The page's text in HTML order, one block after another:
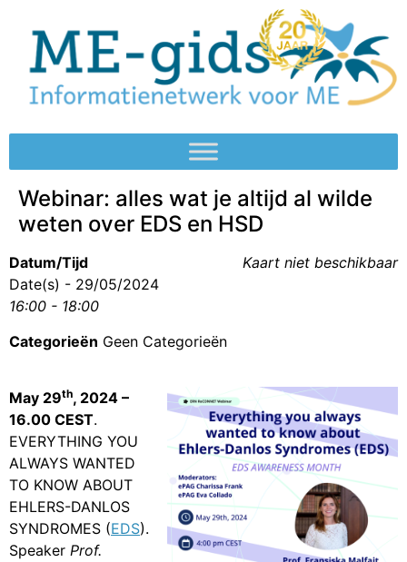
Webinar: alles wat je altijd al wilde
weten over EDS en HSD
Kaart niet beschikbaar
Datum/Tijd
Date(s) - 29/05/2024
16:00 - 18:00
Categorieën Geen Categorieën
May 29th, 2024 –
16.00 CEST.
EVERYTHING YOU
ALWAYS WANTED
TO KNOW ABOUT
EHLERS-DANLOS
SYNDROMES (EDS).
Speaker Prof.